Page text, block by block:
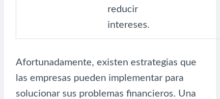
reducir
intereses.
Afortunadamente, existen estrategias que
las empresas pueden implementar para
solucionar sus problemas financieros. Una